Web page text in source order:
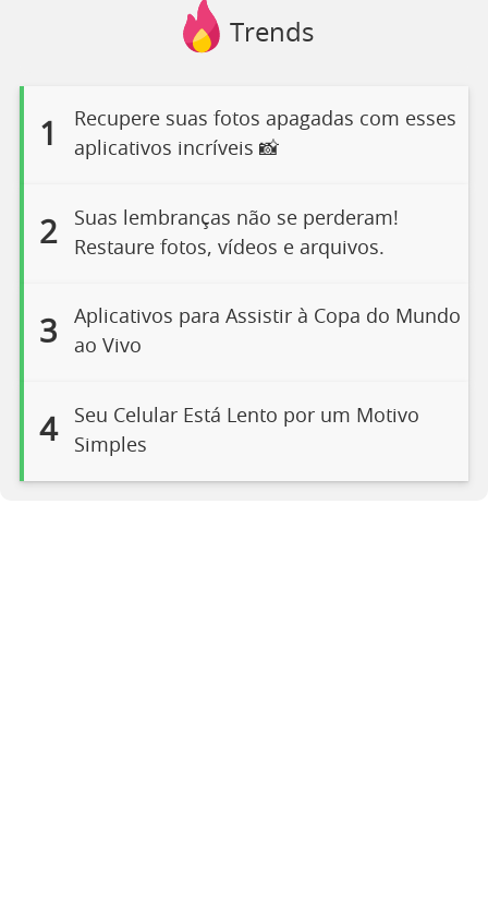
Trends
1
Recupere suas fotos apagadas com esses
aplicativos incríveis 📸
2
Suas lembranças não se perderam!
Restaure fotos, vídeos e arquivos.
3
Aplicativos para Assistir à Copa do Mundo
ao Vivo
4
Seu Celular Está Lento por um Motivo
Simples